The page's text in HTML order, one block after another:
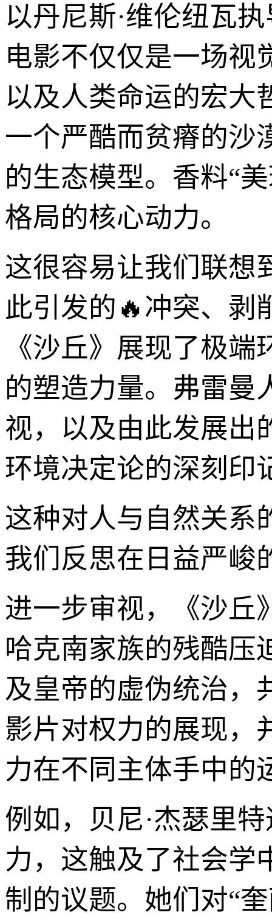
以丹尼斯·维伦纽瓦
电影不仅仅是一场视
以及人类命运的宏大
一个严酷而贫瘠的沙
的生态模型。香料“
格局的核心动力。
这很容易让我们联想
此引发的🔥冲突、剥
《沙丘》展现了极
的塑造力量。弗雷曼
视，以及由此发展出
环境决定论的深刻印
这种对人与自然关系
我们反思在日益严峻
进一步审视，《沙丘
哈克南家族的残酷压
及皇帝的虚伪统治，
影片对权力的展现，
力在不同主体手中的
例如，贝尼·杰瑟里
力，这触及了社会学
制的议题。她们对“